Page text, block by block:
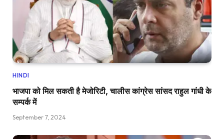
HINDI
भाजपा को मिल सकती है मेजोरिटी, चालीस कांग्रेस सांसद राहुल गांधी के
सम्पर्क में
September 7, 2024